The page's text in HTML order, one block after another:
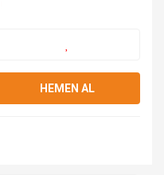
HEMEN AL